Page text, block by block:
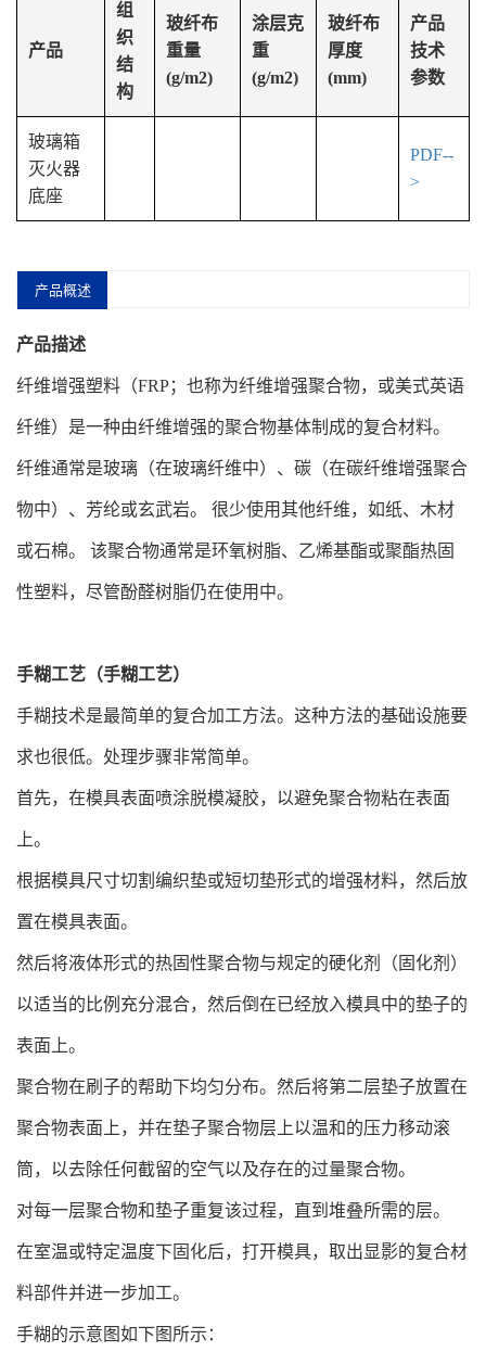
产品
组
织
结
构
玻纤布
重量
(g/m2)
涂层克
重
(g/m2)
玻纤布
厚度
(mm)
产品
技术
参数
玻璃箱
灭火器
底座
PDF--
>
产品概述
产品描述
纤维增强塑料（FRP；也称为纤维增强聚合物，或美式英语
纤维）是一种由纤维增强的聚合物基体制成的复合材料。
纤维通常是玻璃（在玻璃纤维中）、碳（在碳纤维增强聚合
物中）、芳纶或玄武岩。 很少使用其他纤维，如纸、木材
或石棉。 该聚合物通常是环氧树脂、乙烯基酯或聚酯热固
性塑料，尽管酚醛树脂仍在使用中。
手糊工艺（手糊工艺）
手糊技术是最简单的复合加工方法。这种方法的基础设施要
求也很低。处理步骤非常简单。
首先，在模具表面喷涂脱模凝胶，以避免聚合物粘在表面
上。
根据模具尺寸切割编织垫或短切垫形式的增强材料，然后放
置在模具表面。
然后将液体形式的热固性聚合物与规定的硬化剂（固化剂）
以适当的比例充分混合，然后倒在已经放入模具中的垫子的
表面上。
聚合物在刷子的帮助下均匀分布。然后将第二层垫子放置在
聚合物表面上，并在垫子聚合物层上以温和的压力移动滚
筒，以去除任何截留的空气以及存在的过量聚合物。
对每一层聚合物和垫子重复该过程，直到堆叠所需的层。
在室温或特定温度下固化后，打开模具，取出显影的复合材
料部件并进一步加工。
手糊的示意图如下图所示：